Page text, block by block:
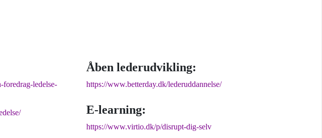
foredrag-ledelse-
Åben lederudvikling:
https://www.betterday.dk/lederuddannelse/
E-learning:
https://www.virtio.dk/p/disrupt-dig-selv